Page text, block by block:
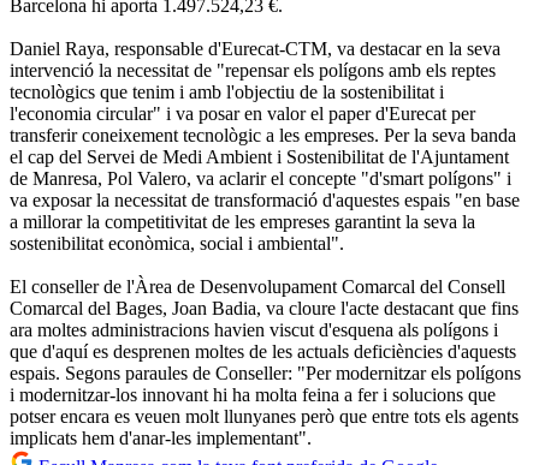
Barcelona hi aporta 1.497.524,23 €.
Daniel Raya, responsable d'Eurecat-CTM, va destacar en la seva
intervenció la necessitat de "repensar els polígons amb els reptes
tecnològics que tenim i amb l'objectiu de la sostenibilitat i
l'economia circular" i va posar en valor el paper d'Eurecat per
transferir coneixement tecnològic a les empreses. Per la seva banda
el cap del Servei de Medi Ambient i Sostenibilitat de l'Ajuntament
de Manresa, Pol Valero, va aclarir el concepte "d'smart polígons" i
va exposar la necessitat de transformació d'aquestes espais "en base
a millorar la competitivitat de les empreses garantint la seva la
sostenibilitat econòmica, social i ambiental".
El conseller de l'Àrea de Desenvolupament Comarcal del Consell
Comarcal del Bages, Joan Badia, va cloure l'acte destacant que fins
ara moltes administracions havien viscut d'esquena als polígons i
que d'aquí es desprenen moltes de les actuals deficiències d'aquests
espais. Segons paraules de Conseller: "Per modernitzar els polígons
i modernitzar-los innovant hi ha molta feina a fer i solucions que
potser encara es veuen molt llunyanes però que entre tots els agents
implicats hem d'anar-les implementant".